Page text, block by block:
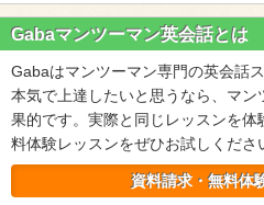
Gabaマンツーマン英会話とは
Gabaはマンツーマン専門の英会話ス
本気で上達したいと思うなら、マン
果的です。実際と同じレッスンを体
料体験レッスンをぜひお試しくださ
資料請求・無料体